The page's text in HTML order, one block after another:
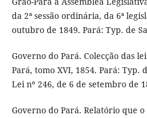
da 2ª sessão ordinária, da 6ª
outubro de 1849. Pará: Typ. de
Governo do Pará. Colecção das
Pará, tomo XVI, 1854. Pará: Typ.
Lei nº 246, de 6 de setembro de
Governo do Pará. Relatório que